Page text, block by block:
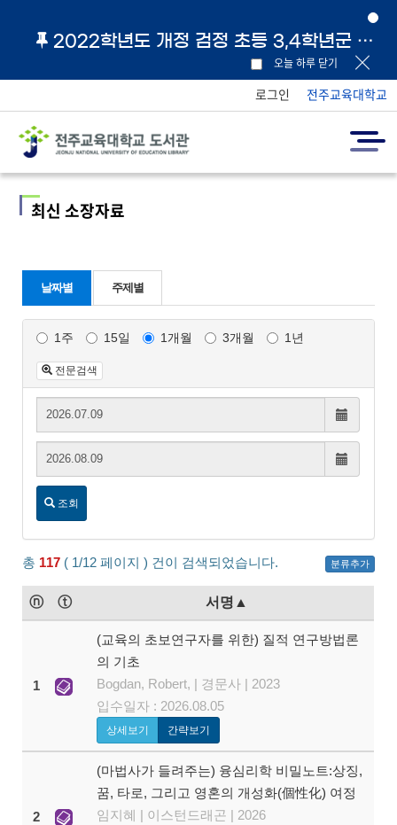
2022학년도 개정 검정 초등 3,4학년군 교과서 및 지도서 원문 링크 안내
오늘 하루 닫기
로그인 전주교육대학교
최신 소장자료
날짜별 주제별
1주 15일 1개월 3개월 1년
전문검색
시작날짜:
시작날짜
종료날짜:
종료날짜
조회
총 117 ( 1/12 페이지 ) 건이 검색되었습니다. 분류추가
ⓝ ⓣ 서명▲
1
(교육의 초보연구자를 위한) 질적 연구방법론
의 기초
Bogdan, Robert, | 경문사 | 2023
입수일자 : 2026.08.05
상세보기 간략보기
2
(마법사가 들려주는) 융심리학 비밀노트:상징,
꿈, 타로, 그리고 영혼의 개성화(個性化) 여정
임지혜 | 이스턴드래곤 | 2026